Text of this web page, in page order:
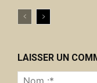
LAISSER UN